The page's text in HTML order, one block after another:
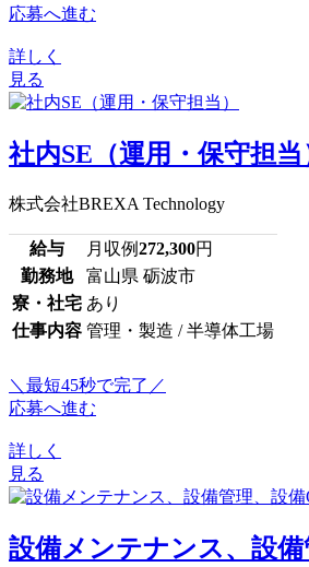
応募へ進む
詳しく
見る
社内SE（運用・保守担当
株式会社BREXA Technology
給与 月収例272,300円
勤務地
富山県 砺波市
寮・社宅 あり
仕事内容 管理・製造 / 半導体工場
＼最短45秒で完了／
応募へ進む
詳しく
見る
設備メンテナンス、設